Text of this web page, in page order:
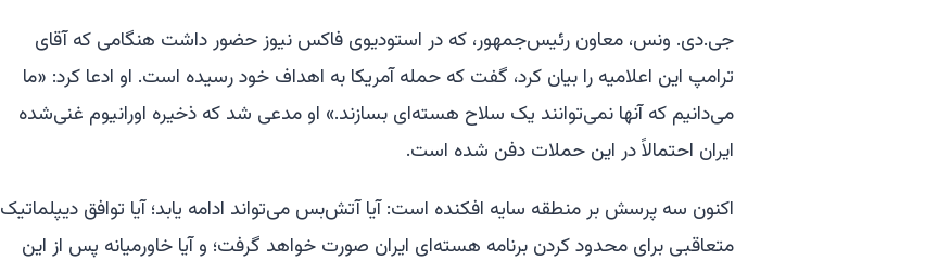
جی.دی. ونس، معاون رئیس‌جمهور، که در استودیوی فاکس نیوز حضور داشت هنگامی که آقای
ترامپ این اعلامیه را بیان کرد، گفت که حمله آمریکا به اهداف خود رسیده است. او ادعا کرد: «ما
می‌دانیم که آنها نمی‌توانند یک سلاح هسته‌ای بسازند.» او مدعی شد که ذخیره اورانیوم غنی‌شده
ایران احتمالاً در این حملات دفن شده است.
اکنون سه پرسش بر منطقه سایه افکنده است: آیا آتش‌بس می‌تواند ادامه یابد؛ آیا توافق دیپلماتیک
متعاقبی برای محدود کردن برنامه هسته‌ای ایران صورت خواهد گرفت؛ و آیا خاورمیانه پس از این